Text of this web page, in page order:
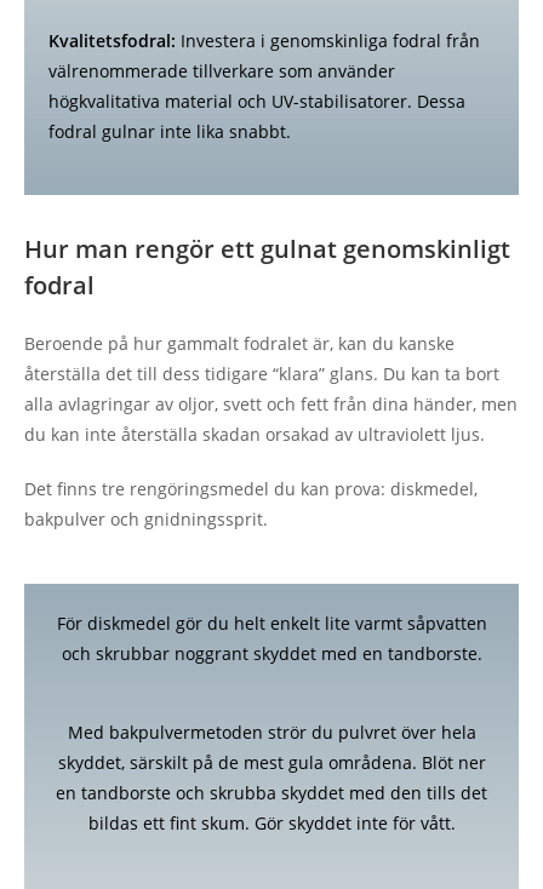
Kvalitetsfodral: Investera i genomskinliga fodral från
välrenommerade tillverkare som använder
högkvalitativa material och UV-stabilisatorer. Dessa
fodral gulnar inte lika snabbt.
Hur man rengör ett gulnat genomskinligt
fodral
Beroende på hur gammalt fodralet är, kan du kanske
återställa det till dess tidigare “klara” glans. Du kan ta bort
alla avlagringar av oljor, svett och fett från dina händer, men
du kan inte återställa skadan orsakad av ultraviolett ljus.
Det finns tre rengöringsmedel du kan prova: diskmedel,
bakpulver och gnidningssprit.
För diskmedel gör du helt enkelt lite varmt såpvatten
och skrubbar noggrant skyddet med en tandborste.
Med bakpulvermetoden strör du pulvret över hela
skyddet, särskilt på de mest gula områdena. Blöt ner
en tandborste och skrubba skyddet med den tills det
bildas ett fint skum. Gör skyddet inte för vått.